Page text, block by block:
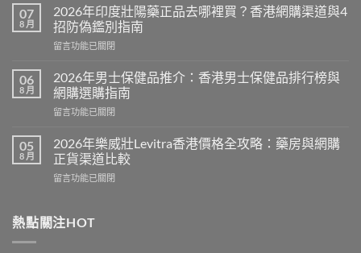
利
吉
藍
P
價
2026：
雙
效
哥
真
用
得
07
8 月
2026年印度壯陽藥正品去哪裡買？香港網購渠道與4
招防偽鑑別指南
在
年
印
度
壯
藥
正
去
買？
留言功能已關閉
06
8 月
2026年男士保健品推介：香港男士保健品排行榜與
網購選購指南
在
年
男
士
保
推
留言功能已關閉
05
8 月
2026年樂威壯Levitra香港價格全攻略：藥房與網購
正貨渠道比較
在
樂
威
留言功能已關閉
熱點關注HOT